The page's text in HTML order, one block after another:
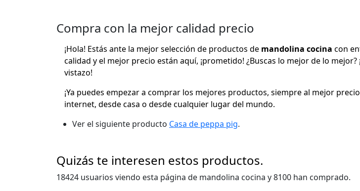
Compra con la mejor calidad precio
¡Hola! Estás ante la mejor selección de productos de mandolina cocina con
calidad y el mejor precio están aquí, ¡prometido! ¿Buscas lo mejor de lo
vistazo!
¡Ya puedes empezar a comprar los mejores productos, siempre al mejor
internet, desde casa o desde cualquier lugar del mundo.
Ver el siguiente producto Casa de peppa pig.
Quizás te interesen estos productos.
18424 usuarios viendo esta página de mandolina cocina y 8100 han comprado.